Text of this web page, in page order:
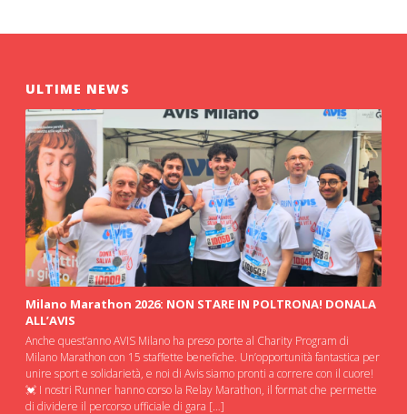
ULTIME NEWS
Milano Marathon 2026: NON STARE IN POLTRONA! DONALA
ALL’AVIS
Anche quest’anno AVIS Milano ha preso porte al Charity Program di
Milano Marathon con 15 staffette benefiche. Un’opportunità fantastica per
unire sport e solidarietà, e noi di Avis siamo pronti a correre con il cuore!
💓 I nostri Runner hanno corso la Relay Marathon, il format che permette
di dividere il percorso ufficiale di gara […]